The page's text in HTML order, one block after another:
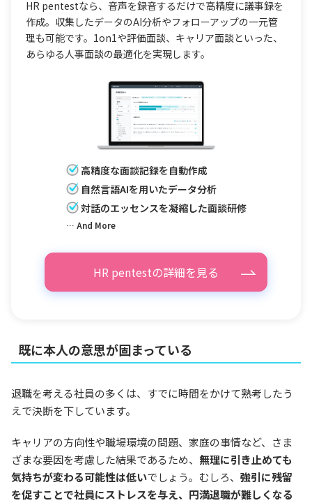
HR pentestなら、音声を録音するだけで高精度に議事録を
作成。収集したデータのAI分析やフォローアップの一元管
理も可能です。1on1や評価面談、キャリア面談といった、
あらゆる人事面談の最適化を実現します。
高精度な面談記録を自動作成
自然言語AIを用いたデータ分析
対話のエッセンスを凝縮した面談研修
… And More
HR pentestの詳細を見る
既に本人の意思が固まっている
退職を考える社員の多くは、すでに時間をかけて熟考したう
えで決断を下しています。
キャリアの方向性や職場環境の問題、家庭の事情など、さま
ざまな要因を考慮した結果であるため、 無理に引き止めても
気持ちが変わる可能性は低いでしょう。むしろ、 強引に残留
を促すことで社員にストレスを与え、円満退職が難しくなる